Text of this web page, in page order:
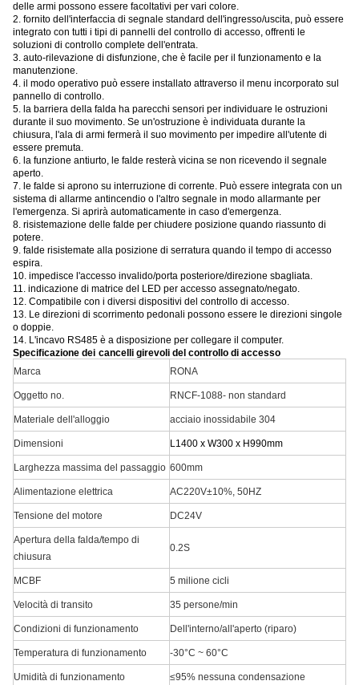
delle armi possono essere facoltativi per vari colore.
2. fornito dell'interfaccia di segnale standard dell'ingresso/uscita, può essere
integrato con tutti i tipi di pannelli del controllo di accesso, offrenti le
soluzioni di controllo complete dell'entrata.
3. auto-rilevazione di disfunzione, che è facile per il funzionamento e la
manutenzione.
4. il modo operativo può essere installato attraverso il menu incorporato sul
pannello di controllo.
5. la barriera della falda ha parecchi sensori per individuare le ostruzioni
durante il suo movimento. Se un'ostruzione è individuata durante la
chiusura, l'ala di armi fermerà il suo movimento per impedire all'utente di
essere premuta.
6. la funzione antiurto, le falde resterà vicina se non ricevendo il segnale
aperto.
7. le falde si aprono su interruzione di corrente. Può essere integrata con un
sistema di allarme antincendio o l'altro segnale in modo allarmante per
l'emergenza. Si aprirà automaticamente in caso d'emergenza.
8. risistemazione delle falde per chiudere posizione quando riassunto di
potere.
9. falde risistemate alla posizione di serratura quando il tempo di accesso
espira.
10. impedisce l'accesso invalido/porta posteriore/direzione sbagliata.
11. indicazione di matrice del LED per accesso assegnato/negato.
12. Compatibile con i diversi dispositivi del controllo di accesso.
13. Le direzioni di scorrimento pedonali possono essere le direzioni singole
o doppie.
14. L'incavo RS485 è a disposizione per collegare il computer.
Specificazione dei cancelli girevoli del controllo di accesso
Marca
RONA
Oggetto no. RNCF-1088- non standard
Materiale dell'alloggio acciaio inossidabile 304
Dimensioni L1400 x W300 x H990mm
Larghezza massima del passaggio 600mm
Alimentazione elettrica AC220V±10%, 50HZ
Tensione del motore DC24V
Apertura della falda/tempo di
chiusura
0.2S
MCBF 5 milione cicli
Velocità di transito 35 persone/min
Condizioni di funzionamento Dell'interno/all'aperto (riparo)
Temperatura di funzionamento -30°C ~ 60°C
Umidità di funzionamento ≤95% nessuna condensazione